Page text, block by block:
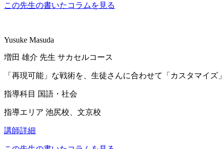
この先生の書いたコラムを見る
Yusuke Masuda
増田 雄介 先生 サカセルコース
「再現可能」な戦術を、生徒さんに合わせて「カスタマイズ
指導科目 国語・社会
指導エリア 池尻校、文京校
講師詳細